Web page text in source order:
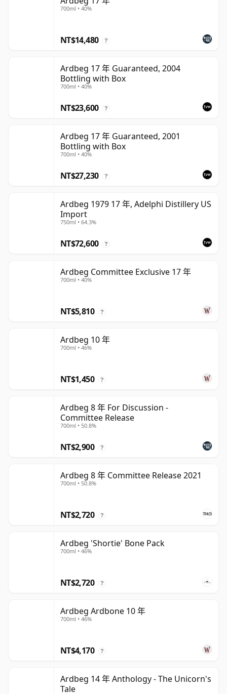
700ml • 40%
NT$14,480 ?
Ardbeg 17 年 Guaranteed, 2004
Bottling with Box
700ml • 40%
NT$23,600 ?
Ardbeg 17 年 Guaranteed, 2001
Bottling with Box
700ml • 40%
NT$27,230 ?
Ardbeg 1979 17 年, Adelphi Distillery US
Import
750ml • 64.3%
NT$72,600 ?
Ardbeg Committee Exclusive 17 年
700ml • 40%
NT$5,810 ?
Ardbeg 10 年
700ml • 46%
NT$1,450 ?
Ardbeg 8 年 For Discussion -
Committee Release
700ml • 50.8%
NT$2,900 ?
Ardbeg 8 年 Committee Release 2021
700ml • 50.8%
NT$2,720 ?
Ardbeg 'Shortie' Bone Pack
700ml • 46%
NT$2,720 ?
Ardbeg Ardbone 10 年
700ml • 46%
NT$4,170 ?
Ardbeg 14 年 Anthology - The Unicorn's
Tale